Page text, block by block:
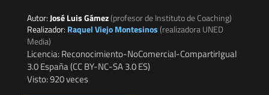
Autor:José Luis Gámez(profesor de Instituto de Coaching)
Realizador: Raquel Viejo Montesinos(realizadora UNED
Media)
Licencia: Reconocimiento-NoComercial-CompartirIgual
3.0 España (CC BY-NC-SA 3.0 ES)
Visto: 920 veces